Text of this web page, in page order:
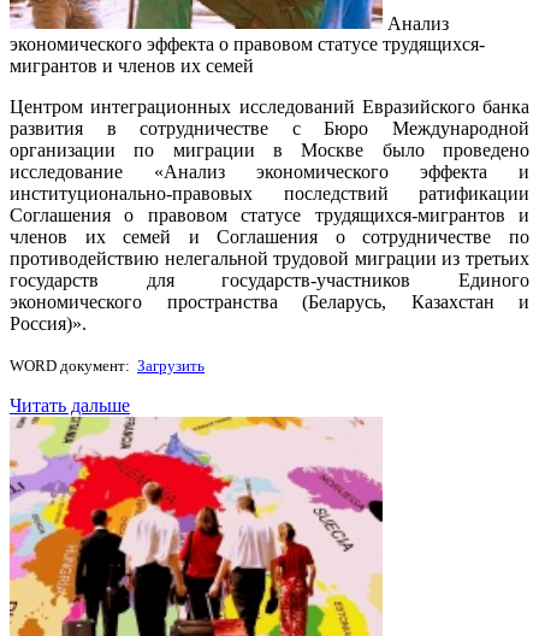
Анализ
экономического эффекта о правовом статусе трудящихся-
мигрантов и членов их семей
Центром интеграционных исследований Евразийского банка
развития в сотрудничестве с Бюро Международной
организации по миграции в Москве было проведено
исследование «Анализ экономического эффекта и
институционально-правовых последствий ратификации
Соглашения о правовом статусе трудящихся-мигрантов и
членов их семей и Соглашения о сотрудничестве по
противодействию нелегальной трудовой миграции из третьих
государств для государств-участников Единого
экономического пространства (Беларусь, Казахстан и
Россия)».
WORD документ: Загрузить
Читать дальше